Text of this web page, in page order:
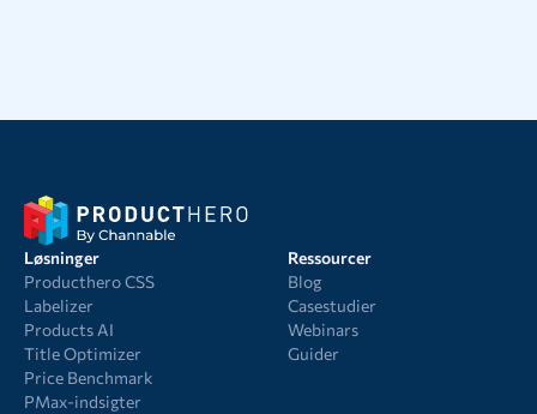
Løsninger
Producthero CSS
Labelizer
Products AI
Title Optimizer
Price Benchmark
PMax-indsigter
Ressourcer
Blog
Casestudier
Webinars
Guider